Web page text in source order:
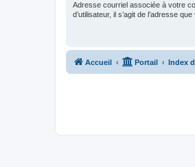
Adresse courriel associée à votre
d’utilisateur, il s’agit de l’adresse
Accueil Portail Index